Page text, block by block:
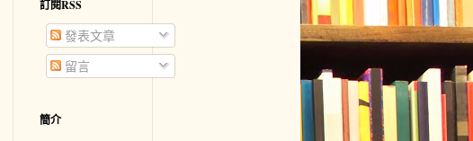
訂閱RSS
發表文章
留言
簡介